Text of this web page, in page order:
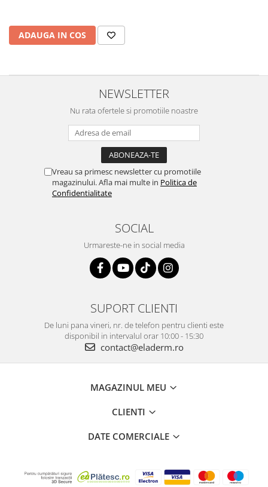
ADAUGA IN COS
NEWSLETTER
Nu rata ofertele si promotiile noastre
Vreau sa primesc newsletter cu promotiile
magazinului. Afla mai multe in Politica de
Confidentialitate
SOCIAL
Urmareste-ne in social media
SUPORT CLIENTI
De luni pana vineri, nr. de telefon pentru clienti este
disponibil in intervalul orar 10:00 - 15:30
contact@eladerm.ro
MAGAZINUL MEU
CLIENTI
DATE COMERCIALE